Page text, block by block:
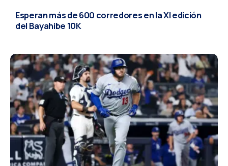
Esperan más de 600 corredores en la XI edición
del Bayahibe 10K